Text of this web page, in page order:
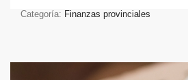
Categoría: Finanzas provinciales